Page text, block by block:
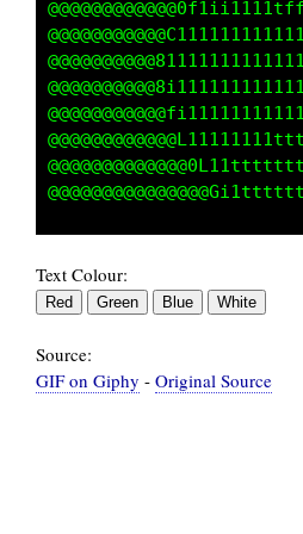
Text Colour:
Source:
GIF on Giphy - Original Source